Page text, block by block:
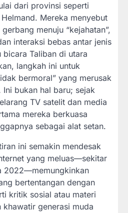
dari provinsi seperti
Mereka menyebut
menuju “kejahatan”,
interaksi bebas antar jenis
bicara Taliban di utara
langkah ini untuk
bermoral” yang merusak
bukan hal baru; sejak
TV satelit dan media
mereka berkuasa
sebagai alat setan.
ini semakin mendesak
yang meluas—sekitar
2022—memungkinkan
bertentangan dengan
kritik sosial atau materi
khawatir generasi muda